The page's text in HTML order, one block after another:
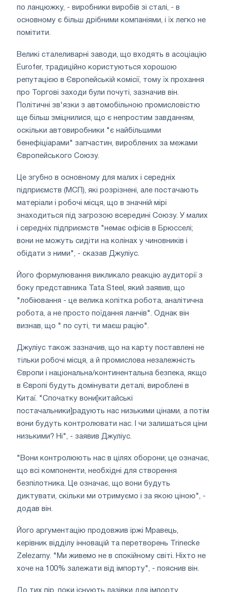
по ланцюжку, - виробники виробів зі сталі, - в
основному є більш дрібними компаніями, і їх легко не
помітити.
Великі сталеливарні заводи, що входять в асоціацію
Eurofer, традиційно користуються хорошою
репутацією в Європейській комісії, тому їх прохання
про Торгові заходи були почуті, зазначив він.
Політичні зв'язки з автомобільною промисловістю
ще більш зміцнилися, що є непростим завданням,
оскільки автовиробники "є найбільшими
бенефіціарами" запчастин, вироблених за межами
Європейського Союзу.
Це згубно в основному для малих і середніх
підприємств (МСП), які розрізнені, але постачають
матеріали і робочі місця, що в значній мірі
знаходиться під загрозою всередині Союзу. У малих
і середніх підприємств "немає офісів в Брюсселі;
вони не можуть сидіти на колінах у чиновників і
обідати з ними", - сказав Джуліус.
Його формулювання викликало реакцію аудиторії з
боку представника Tata Steel, який заявив, що
"лобіювання - це велика копітка робота, аналітична
робота, а не просто поїдання ланчів". Однак він
визнав, що " по суті, ти маєш рацію".
Джуліус також зазначив, що на карту поставлені не
тільки робочі місця, а й промислова незалежність
Європи і національна/континентальна безпека, якщо
в Європі будуть домінувати деталі, вироблені в
Китаї. "Спочатку вони[китайські
постачальники]радують нас низькими цінами, а потім
вони будуть контролювати нас. І чи залишаться ціни
низькими? Ні", - заявив Джуліус.
"Вони контролюють нас в цілях оборони; це означає,
що всі компоненти, необхідні для створення
безпілотника. Це означає, що вони будуть
диктувати, скільки ми отримуємо і за якою ціною", -
додав він.
Його аргументацію продовжив іржі Мравець,
керівник відділу інновацій та перетворень Trinecke
Zelezarny. "Ми живемо не в спокійному світі. Ніхто не
хоче на 100% залежати від імпорту", - пояснив він.
До тих пір, поки існують лазівки для імпорту,